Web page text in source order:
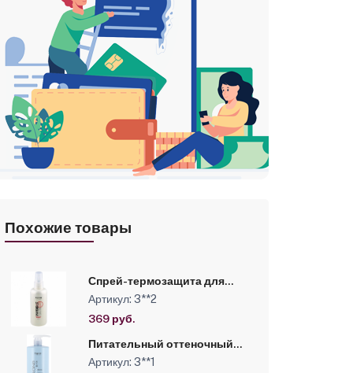
Похожие товары
Спрей-термозащита для
волос «Invisible Care» серии
"Styling" линии Studio
Professional, 300 мл
Артикул: 3**2
369 руб.
Питательный оттеночный
бальзам для оттенков блонд
серии “Blond Bar” Kapous,
Артикул: 3**1